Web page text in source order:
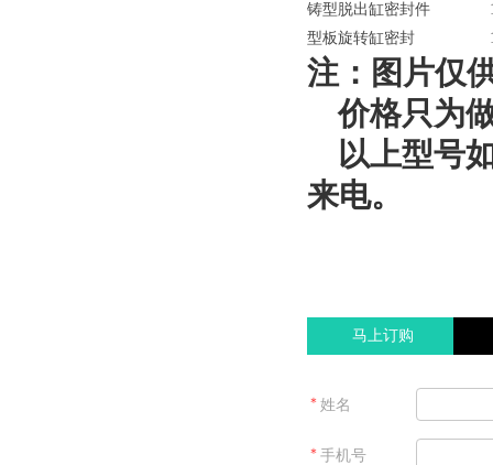
铸型脱出缸密封件
型板旋转缸密封
注：图片仅
价格只为
以上型号
来电。
马上订购
＊ 姓名
＊ 手机号